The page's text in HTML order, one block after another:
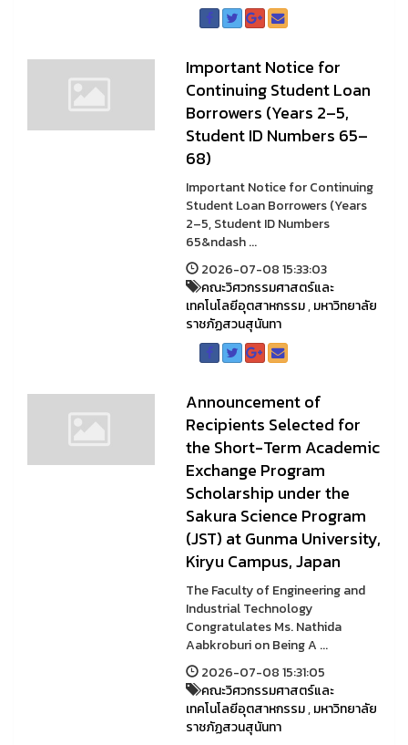
Important Notice for
Continuing Student Loan
Borrowers (Years 2–5,
Student ID Numbers 65–
68)
Important Notice for Continuing
Student Loan Borrowers (Years
2–5, Student ID Numbers
65&ndash ...
2026-07-08 15:33:03
คณะวิศวกรรมศาสตร์และ
เทคโนโลยีอุตสาหกรรม,มหาวิทยาลัย
ราชภัฏสวนสุนันทา
Announcement of
Recipients Selected for
the Short-Term Academic
Exchange Program
Scholarship under the
Sakura Science Program
(JST) at Gunma University,
Kiryu Campus, Japan
The Faculty of Engineering and
Industrial Technology
Congratulates Ms. Nathida
Aabkroburi on Being A ...
2026-07-08 15:31:05
คณะวิศวกรรมศาสตร์และ
เทคโนโลยีอุตสาหกรรม,มหาวิทยาลัย
ราชภัฏสวนสุนันทา